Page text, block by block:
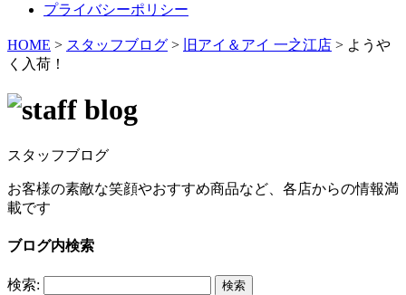
プライバシーポリシー
HOME > スタッフブログ > 旧アイ＆アイ 一之江店 > ようや
く入荷！
スタッフブログ
お客様の素敵な笑顔やおすすめ商品など、各店からの情報満
載です
ブログ内検索
検索: